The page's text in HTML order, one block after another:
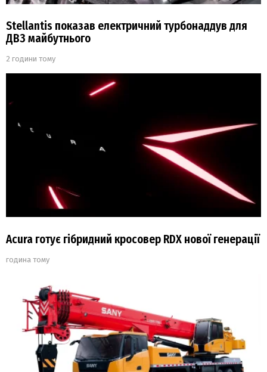
Stellantis показав електричний турбонаддув для
ДВЗ майбутнього
2 години тому
Acura готує гібридний кросовер RDX нової генерації
година тому